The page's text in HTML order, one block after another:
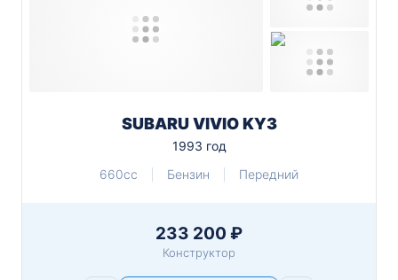
SUBARU VIVIO KY3
1993 год
660cc
Бензин Передний
233 200 ₽
Конструктор